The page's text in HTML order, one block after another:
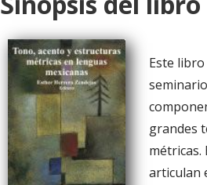
Este
grandes
métricas.
articulan